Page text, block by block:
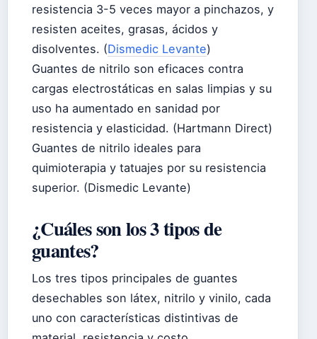
resistencia 3-5 veces mayor a pinchazos, y
resisten aceites, grasas, ácidos y
disolventes. (Dismedic Levante)
Guantes de nitrilo son eficaces contra
cargas electrostáticas en salas limpias y su
uso ha aumentado en sanidad por
resistencia y elasticidad. (Hartmann Direct)
Guantes de nitrilo ideales para
quimioterapia y tatuajes por su resistencia
superior. (Dismedic Levante)
¿Cuáles son los 3 tipos de
guantes?
Los tres tipos principales de guantes
desechables son látex, nitrilo y vinilo, cada
uno con características distintivas de